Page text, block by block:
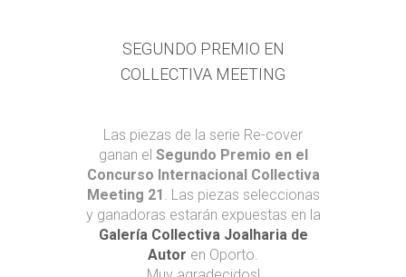
SEGUNDO PREMIO EN
COLLECTIVA MEETING
Las piezas de la serie Re-cover
ganan el Segundo Premio en el
Concurso Internacional Collectiva
Meeting 21. Las piezas seleccionas
y ganadoras estarán expuestas en la
Galería Collectiva Joalharia de
Autor en Oporto.